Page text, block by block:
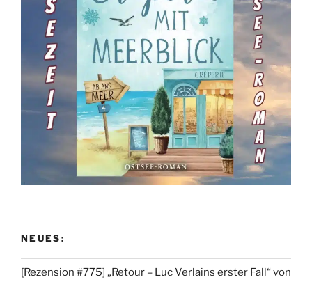
NEUES:
[Rezension #775] „Retour – Luc Verlains erster Fall“ von